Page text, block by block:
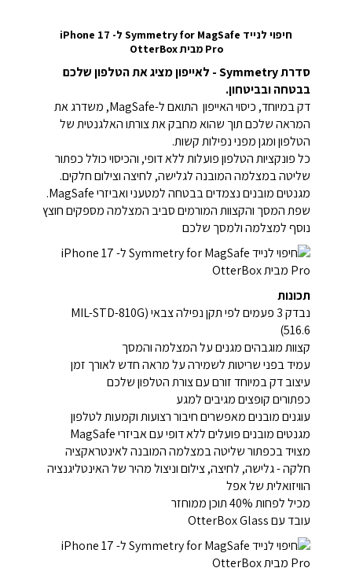
חיפוי לנייד Symmetry for MagSafe ל- iPhone 17
Pro מבית OtterBox
סדרת Symmetry - לאייפון מציג את הטלפון שלכם
בבטחה ובביטחון.
דק במיוחד, כיסוי האייפון התואם ל-MagSafe, משדרג את
המראה שלכם תוך שהוא מחבק את צורתו האלגנטית של
הטלפון ומגן מפני נפילות קשות.
כל פונקציות הטלפון פועלות ללא דופי, והכיסוי כולל כפתור
שליטה במצלמה המובנה לגלישה, לחיצה וצילום חלקים.
מגנטים מובנים נצמדים בבטחה למטעני ואביזרי MagSafe.
שפת המסך והקצוות המורמים סביב המצלמה מספקים חוצץ
נוסף למצלמה ולמסך שלכם
תכונות
נבדק 3 פעמים לפי תקן נפילה צבאי (MIL-STD-810G
516.6)
קצוות מוגבהים מגנים על המצלמה והמסך
עמיד בפני שריטות לשמירה על מראה חדש לאורך זמן
עיצוב דק במיוחד זורם עם צורת הטלפון שלכם
כפתורים קופצים מגיבים למגע
עוגנים מובנים מאפשרים חיבור רצועות וקמעות לטלפון
מגנטים מובנים פועלים ללא דופי עם אביזרי MagSafe
מצויד בכפתור שליטה במצלמה המובנה לאינטראקציה
חלקה - גלישה, לחיצה, צילום וניצול מהיר של האינטליגנציה
הוויזואלית של אפל
מכיל לפחות 40% תוכן ממוחזר
עובד עם OtterBox Glass